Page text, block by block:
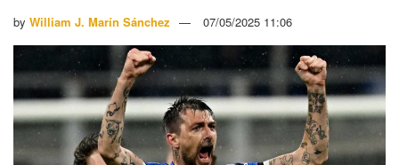
by William J. Marín Sánchez 07/05/2025 11:06